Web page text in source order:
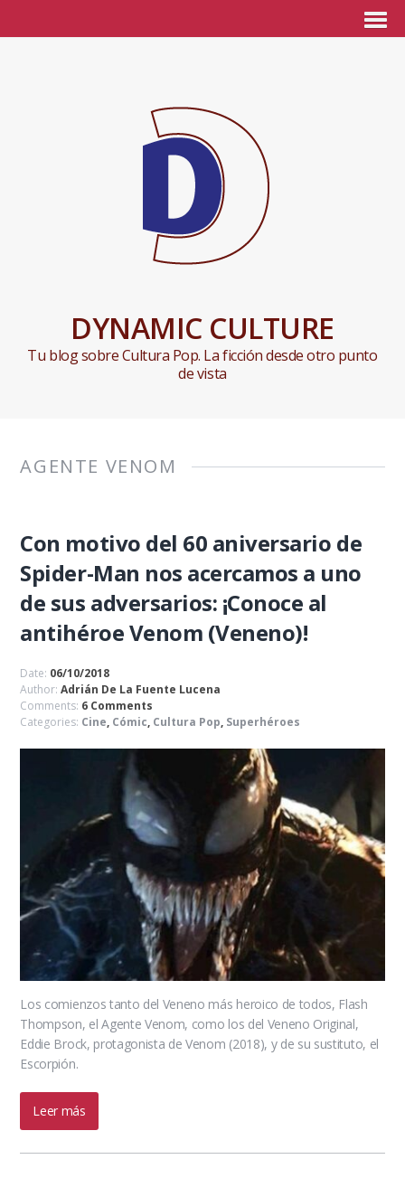
DYNAMIC CULTURE
Tu blog sobre Cultura Pop. La ficción desde otro punto
de vista
AGENTE VENOM
Con motivo del 60 aniversario de
Spider-Man nos acercamos a uno
de sus adversarios: ¡Conoce al
antihéroe Venom (Veneno)!
Date: 06/10/2018
Author:Adrián De La Fuente Lucena
Comments: 6 Comments
Categories: Cine, Cómic, Cultura Pop, Superhéroes
Los comienzos tanto del Veneno más heroico de todos, Flash
Thompson, el Agente Venom, como los del Veneno Original,
Eddie Brock, protagonista de Venom (2018), y de su sustituto, el
Escorpión.
Leer más